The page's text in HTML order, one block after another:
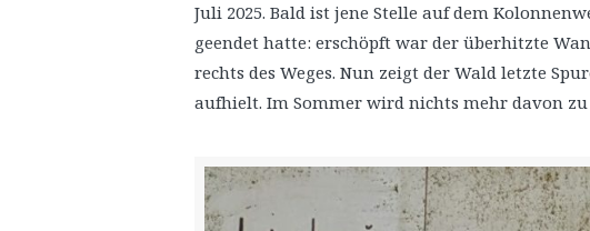
Juli 2025. Bald ist jene Stelle auf dem
geendet hatte: erschöpft war der überhitzte
rechts des Weges. Nun zeigt der Wald letzte
aufhielt. Im Sommer wird nichts mehr davon zu